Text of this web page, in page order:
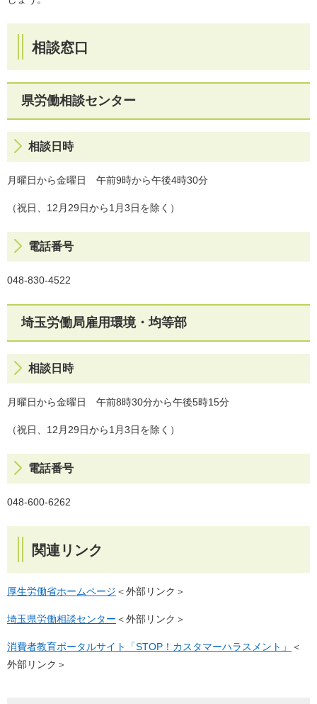
相談窓口
県労働相談センター
相談日時
月曜日から金曜日 午前9時から午後4時30分
（祝日、12月29日から1月3日を除く）
電話番号
048-830-4522
埼玉労働局雇用環境・均等部
相談日時
月曜日から金曜日 午前8時30分から午後5時15分
（祝日、12月29日から1月3日を除く）
電話番号
048-600-6262
関連リンク
厚生労働省ホームページ ＜外部リンク＞
埼玉県労働相談センター ＜外部リンク＞
消費者教育ポータルサイト「STOP！カスタマーハラスメント」
＜
外部リンク＞